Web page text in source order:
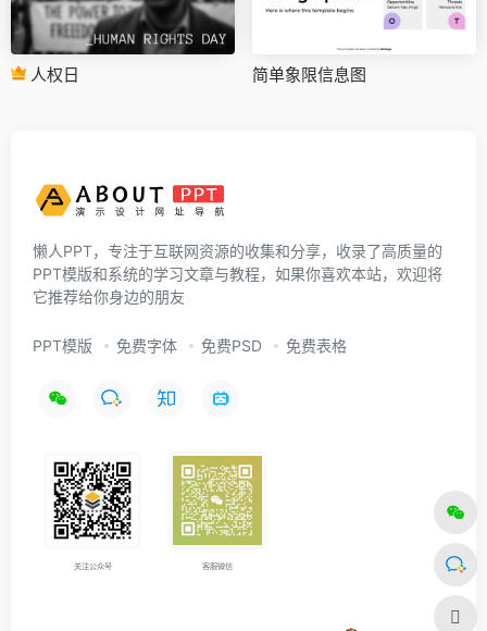
人权日 简单象限信息图
懒人PPT，专注于互联网资源的收集和分享，收录了高质量的
PPT模版和系统的学习文章与教程，如果你喜欢本站，欢迎将
它推荐给你身边的朋友
PPT模版 免费字体 免费PSD 免费表格
关注公众号 客服微信